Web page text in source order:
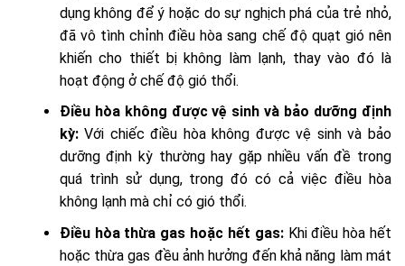
dụng không để ý hoặc do sự nghịch phá của trẻ nhỏ,
đã vô tình chỉnh điều hòa sang chế độ quạt gió nên
khiến cho thiết bị không làm lạnh, thay vào đó là
hoạt động ở chế độ gió thổi.
Điều hòa không được vệ sinh và bảo dưỡng định
kỳ:Với chiếc điều hòa không được vệ sinh và bảo
dưỡng định kỳ thường hay gặp nhiều vấn đề trong
quá trình sử dụng, trong đó có cả việc điều hòa
không lạnh mà chỉ có gió thổi.
Điều hòa thừa gas hoặc hết gas: Khi điều hòa hết
hoặc thừa gas đều ảnh hưởng đến khả năng làm mát